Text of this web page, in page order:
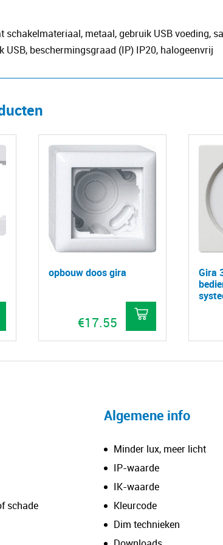
schakelmateriaal, metaal, gebruik USB voeding,
USB, beschermingsgraad (IP) IP20, halogeenvrij
opbouw doos gira
€17.55
Gira
schade
Algemene info
Minder lux, meer licht
IP-waarde
IK-waarde
Kleurcode
Dim technieken